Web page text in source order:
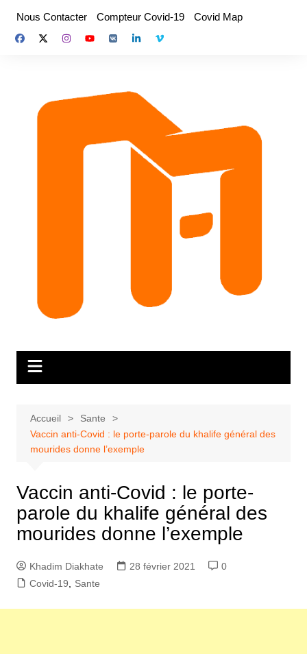
contenu
Nous Contacter Compteur Covid-19 Covid Map
Accueil
Sante
Vaccin anti-Covid : le porte-parole du khalife général des
mourides donne l’exemple
Vaccin anti-Covid : le porte-
parole du khalife général des
mourides donne l’exemple
Khadim Diakhate 28 février 2021
0
Covid-19
Sante